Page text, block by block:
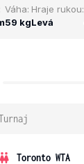
Váha:
59 kg
Hraje rukou:
Levá
Toronto WTA